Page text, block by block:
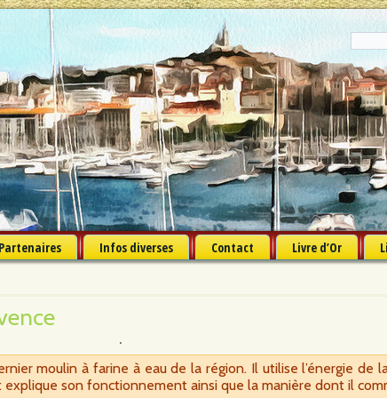
Infos diverses Contact Livre d’Or
moulin à farine à eau de la région. Il utilise l’énergie de
son fonctionnement ainsi que la manière dont il